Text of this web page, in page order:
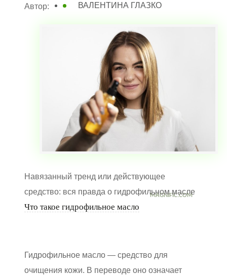
Автор: ВАЛЕНТИНА ГЛАЗКО
Навязанный тренд или действующее
средство: вся правда о гидрофильном масле
MAGNIFIC.COM
Что такое гидрофильное масло
Гидрофильное масло — средство для
очищения кожи. В переводе оно означает